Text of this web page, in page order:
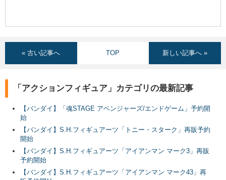
« 古い記事へ TOP 新しい記事へ »
「アクションフィギュア」カテゴリの最新記事
【バンダイ】「魂STAGE アベンジャーズ/エンドゲーム」予約開
始
【バンダイ】S.H.フィギュアーツ「トニー・スターク」再販予約
開始
【バンダイ】S.H.フィギュアーツ「アイアンマン マーク3」再販
予約開始
【バンダイ】S.H.フィギュアーツ「アイアンマン マーク43」再